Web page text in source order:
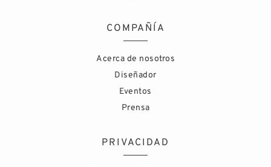
COMPAÑÍA
Acerca de nosotros
Diseñador
Eventos
Prensa
PRIVACIDAD